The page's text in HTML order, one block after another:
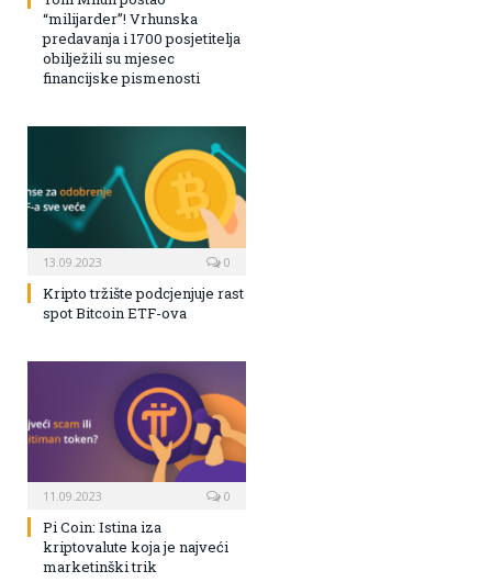
“milijarder”! Vrhunska
predavanja i 1700 posjetitelja
obilježili su mjesec
financijske pismenosti
13.09.2023 0
Kripto tržište podcjenjuje rast
spot Bitcoin ETF-ova
11.09.2023 0
Pi Coin: Istina iza
kriptovalute koja je najveći
marketinški trik